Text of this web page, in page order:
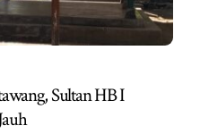
Sultan HB I